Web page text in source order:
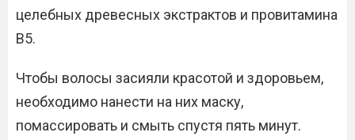
целебных древесных экстрактов и провитамина
В5.
Чтобы волосы засияли красотой и здоровьем,
необходимо нанести на них маску,
помассировать и смыть спустя пять минут.